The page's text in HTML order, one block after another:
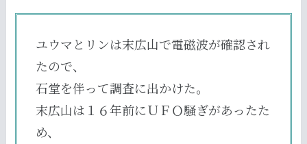
ユウマとリンは末広山で電磁波が確認され
たので、
石堂を伴って調査に出かけた。
末広山は１６年前にＵＦＯ騒ぎがあったた
め、